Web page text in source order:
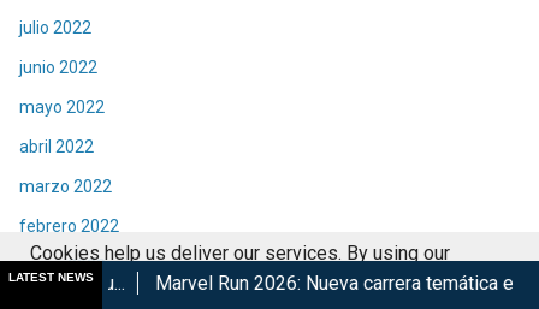
julio 2022
junio 2022
mayo 2022
abril 2022
marzo 2022
febrero 2022
enero 2022
LATEST NEWSRun 2026: Nueva carrera temática en CDMX Retorna
Cookies help us deliver our services. By using our
services, you agree to our use of cookies.
Got it